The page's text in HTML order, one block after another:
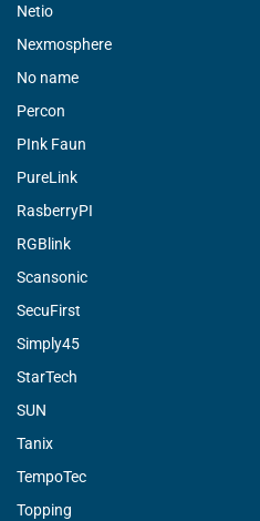
Netio
Nexmosphere
No name
Percon
PInk Faun
PureLink
RasberryPI
RGBlink
Scansonic
SecuFirst
Simply45
StarTech
SUN
Tanix
TempoTec
Topping